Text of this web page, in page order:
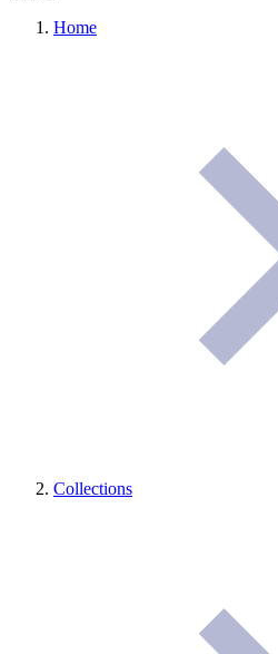
Home
Collections